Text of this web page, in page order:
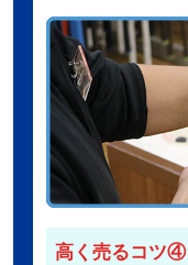
高く売るコツ④